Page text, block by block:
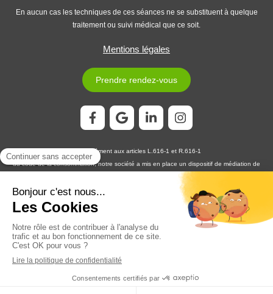
En aucun cas les techniques de ces séances ne se substituent à quelque
traitement ou suivi médical que ce soit.
Mentions légales
Prendre rendez-vous
Conformément aux articles L.616-1 et R.616-1
du code de la consommation, notre société a mis en place un dispositif de médiation de
MEDIATION CONSOMMATION
En cas de litige, vous pouvez déposer votre réclamation sur son site
https://www.medconsodev.eu ou par voie postale en écrivant à :
MEDIATION CONSOMMATION DÉVELOPPEMENT
IMMEUBLE L’HORIZON – ESPLANADE DE FRANCE